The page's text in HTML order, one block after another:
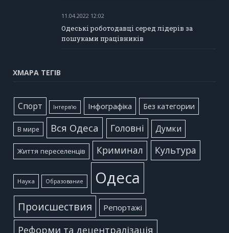
11.04.2022 12:02
Одеські роботодавці серед лідерів за
пошуками працівників
ХМАРА ТЕГІВ
Cпорт Інтерв'ю Інфографіка Без категории
В мире Вся Одеса Головні Думки
Життя переселенців Криминал Культура
Наука Образование Одеса
Происшествия Репортажі
Реформи та децентралізація